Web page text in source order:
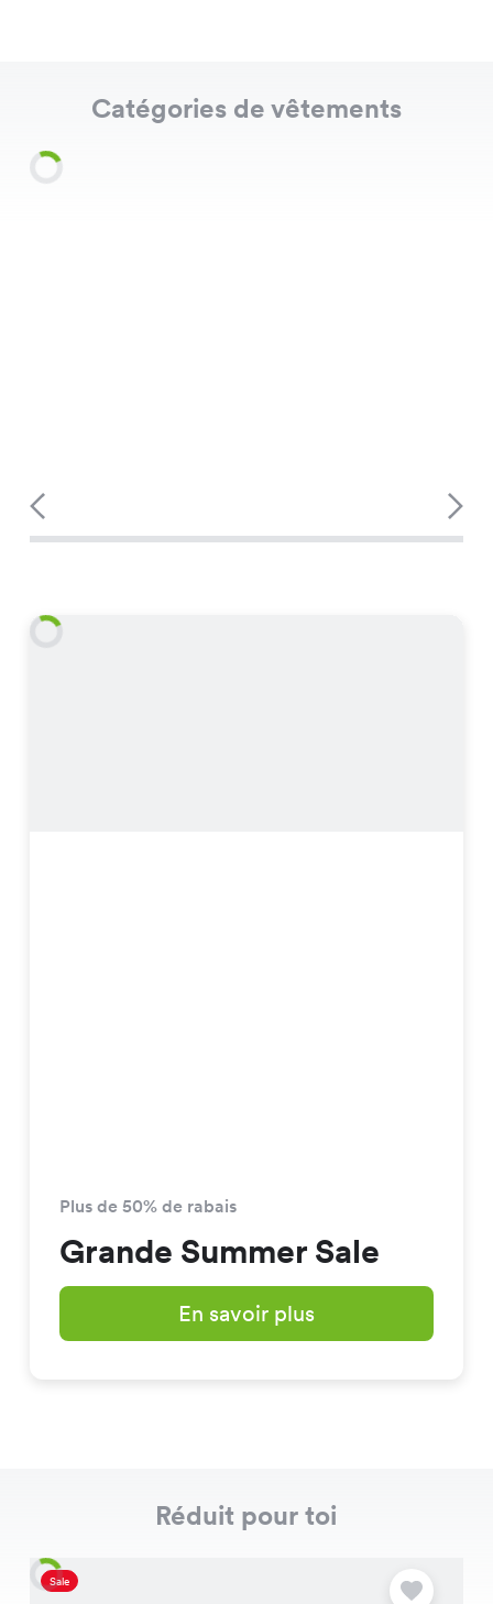
Catégories de vêtements
Plus de 50% de rabais
Grande Summer Sale
En savoir plus
Réduit pour toi
Sale